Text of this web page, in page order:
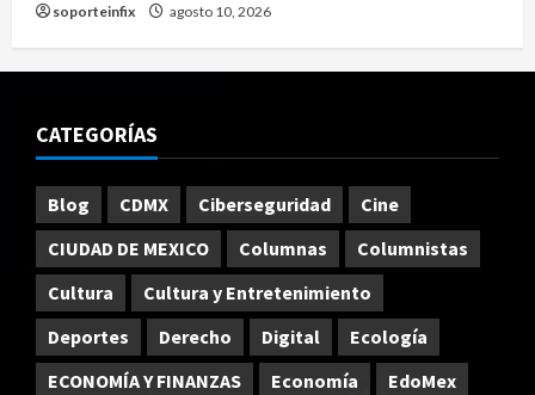
soporteinfix agosto 10, 2026
CATEGORÍAS
Blog CDMX Ciberseguridad
Cine
CIUDAD DE MEXICO
Columnas
Columnistas
Cultura
Cultura y Entretenimiento
Deportes
Derecho Digital
Ecología
ECONOMÍA Y FINANZAS
Economía
EdoMex